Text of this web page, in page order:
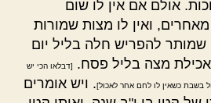
אולם אם אין לו שום
ואין לו מצות שמורות
שמותר להפריש חלה בליל יום
אכילת מצה בליל פסח.
[דבלאו הכי יש
בשבת כשאין לו לחם אחר לאכול]. ויש אומרים